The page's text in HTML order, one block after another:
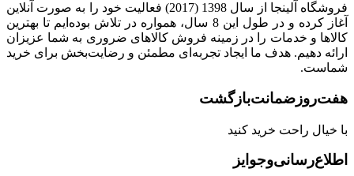
فروشگاه آلینجا از سال 1398 (2017) فعالیت خود را به صورت آنلاین
آغاز کرده و در طول این 8 سال، همواره در تلاش بوده‌ایم تا بهترین
کالاها و خدمات را در زمینه فروش کالاهای ضروری به شما عزیزان
ارائه دهیم. هدف ما ایجاد تجربه‌ای مطمئن و رضایت‌بخش برای خرید
شماست.
هفت‌روز‌ضمانت‌بازگشت
با خیال راحت خرید کنید
اطلاع‌رسانی‌و‌جوایز